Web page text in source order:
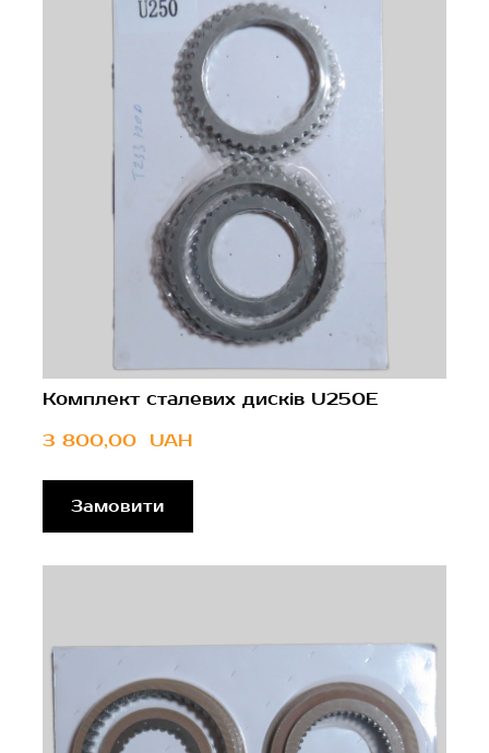
Комплект сталевих дисків U250E
3 800,00  UAH
Замовити